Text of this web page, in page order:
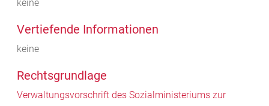
keine
Vertiefende Informationen
keine
Rechtsgrundlage
Verwaltungsvorschrift des Sozialministeriums zur